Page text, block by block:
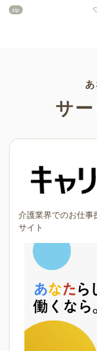
用テンプレート、飾り文
zip
サ
介護業界でのお仕事
サイト